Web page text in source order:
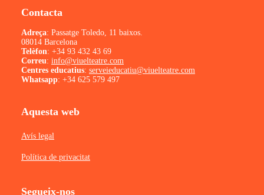
Contacta
Adreça: Passatge Toledo, 11 baixos.
08014 Barcelona
Telèfon: +34 93 432 43 69
Correu: info@viuelteatre.com
Centres educatius: serveieducatiu@viuelteatre.com
Whatsapp: +34 625 579 497
Aquesta web
Avís legal
Política de privacitat
Segueix-nos